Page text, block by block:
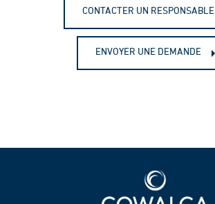
CONTACTER UN RESPONSABLE
ENVOYER UNE DEMANDE